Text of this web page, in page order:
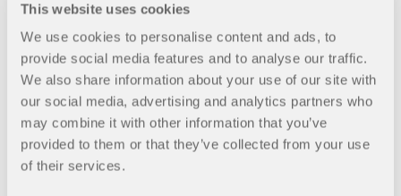
This website uses cookies
We use cookies to personalise content and ads, to
provide social media features and to analyse our traffic.
We also share information about your use of our site with
our social media, advertising and analytics partners who
may combine it with other information that you’ve
provided to them or that they’ve collected from your use
of their services.
Les montagnes russes
constituent un exemple
emblématique de l’ingénierie
artistique combinant
l’innovation structurelle et les
sensations fortes. Pourtant,
derrière la montée
d’adrénaline se cache un
processus de conception